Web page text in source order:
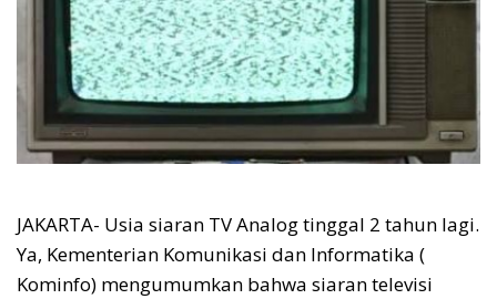
JAKARTA- Usia siaran TV Analog tinggal 2 tahun lagi.
Ya, Kementerian Komunikasi dan Informatika (
Kominfo) mengumumkan bahwa siaran televisi